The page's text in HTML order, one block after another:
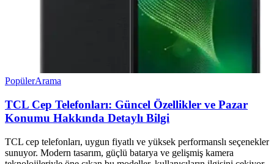
PopülerArama
TCL Cep Telefonları: Güncel Özellikler ve Pazar
Konumu Hakkında Detaylı Bilgi
TCL cep telefonları, uygun fiyatlı ve yüksek performanslı seçenekler
sunuyor. Modern tasarım, güçlü batarya ve gelişmiş kamera